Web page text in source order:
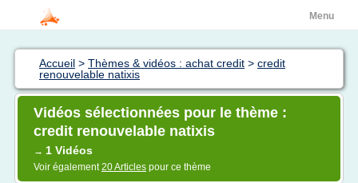
Menu
Accueil > Thèmes & vidéos : achat credit > credit
renouvelable natixis
Vidéos sélectionnées pour le thème :
credit renouvelable natixis
→ 1 Vidéos
Voir également20 Articles pour ce thème